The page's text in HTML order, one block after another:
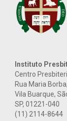
Instituto
Centro
Rua Maria
Vila Buarque,
SP, 01221-040
(11) 2114-8644